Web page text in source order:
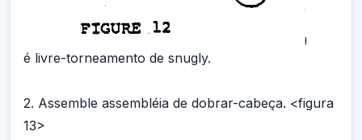
é livre-torneamento de snugly.
2. Assemble assembléia de dobrar-cabeça. <figura
13>